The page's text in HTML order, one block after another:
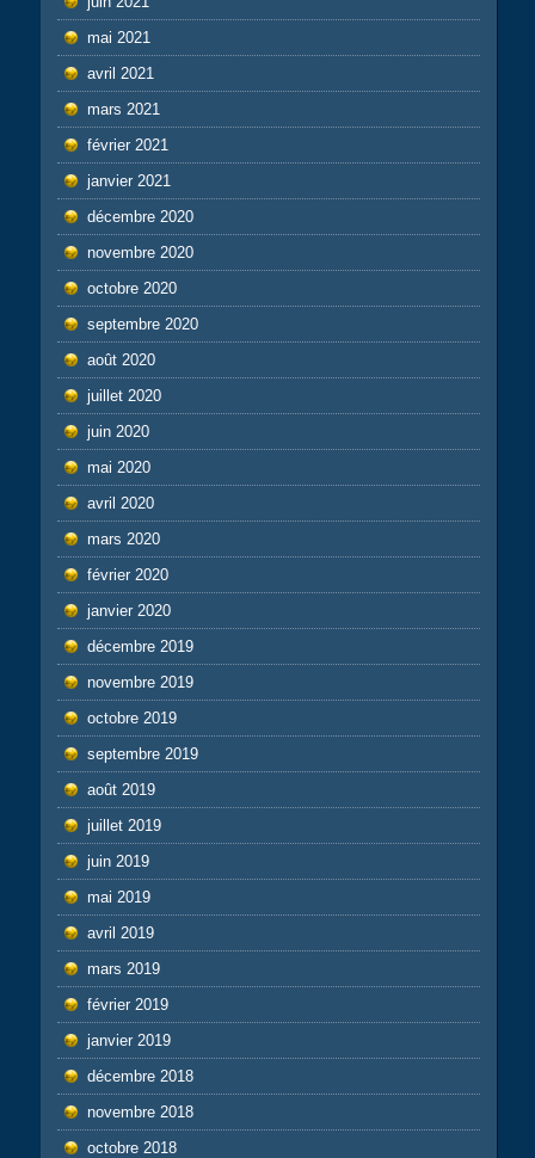
mai 2021
avril 2021
mars 2021
février 2021
janvier 2021
décembre 2020
novembre 2020
octobre 2020
septembre 2020
août 2020
juillet 2020
juin 2020
mai 2020
avril 2020
mars 2020
février 2020
janvier 2020
décembre 2019
novembre 2019
octobre 2019
septembre 2019
août 2019
juillet 2019
juin 2019
mai 2019
avril 2019
mars 2019
février 2019
janvier 2019
décembre 2018
novembre 2018
octobre 2018